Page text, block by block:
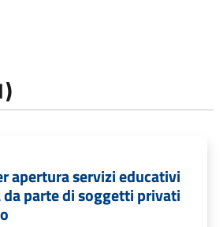
apertura servizi educativi
parte di soggetti privati